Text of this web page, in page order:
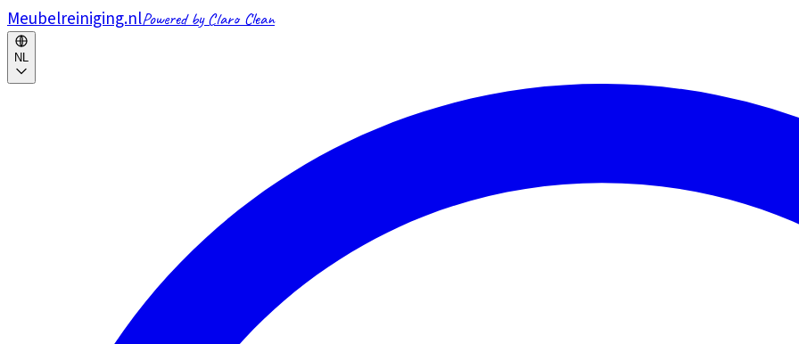
Meubelreiniging.nlPowered by Claro Clean
NL